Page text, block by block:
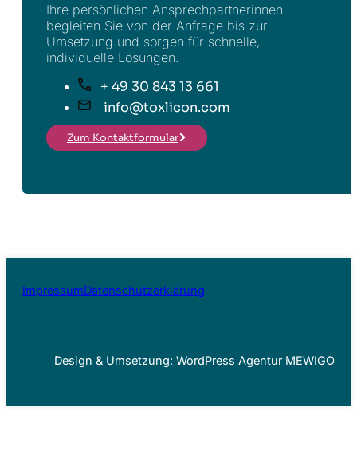
Ihre persönlichen Ansprechpartnerinnen
begleiten Sie von der Anfrage bis zur
Umsetzung und sorgen für schnelle,
individuelle Lösungen.
+ 49 30 843 13 661
info@toxlicon.com
Zum Kontaktformular
ImpressumDatenschutzerklärung
Design & Umsetzung: WordPress Agentur MEWIGO